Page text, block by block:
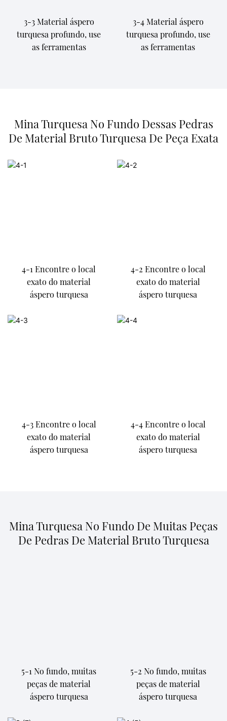
3-3 Material áspero
turquesa profundo, use
as ferramentas
3-4 Material áspero
turquesa profundo, use
as ferramentas
Mina Turquesa No Fundo Dessas Pedras
De Material Bruto Turquesa De Peça Exata
4-1 Encontre o local
exato do material
áspero turquesa
4-2 Encontre o local
exato do material
áspero turquesa
4-3 Encontre o local
exato do material
áspero turquesa
4-4 Encontre o local
exato do material
áspero turquesa
Mina Turquesa No Fundo De Muitas Peças
De Pedras De Material Bruto Turquesa
5-1 No fundo, muitas
peças de material
áspero turquesa
5-2 No fundo, muitas
peças de material
áspero turquesa